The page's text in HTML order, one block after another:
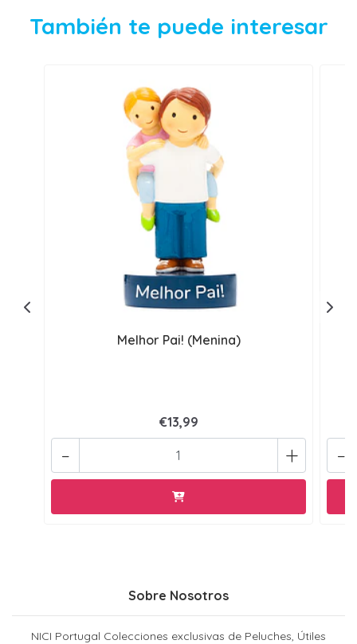
También te puede interesar
Melhor Pai! (Menina)
€13,99
+
- -
Sobre Nosotros
NICI Portugal Colecciones exclusivas de Peluches, Útiles